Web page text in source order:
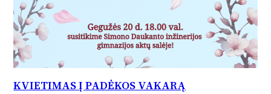
KVIETIMAS Į PADĖKOS VAKARĄ